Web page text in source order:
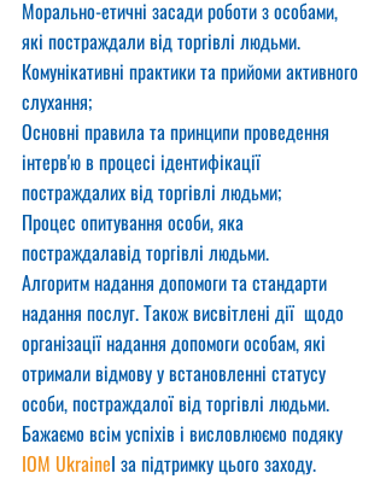
Морально-етичні засади роботи з особами,
які постраждали від торгівлі людьми.
Комунікативні практики та прийоми активного
слухання;
Основні правила та принципи проведення
інтерв'ю в процесі ідентифікації
постраждалих від торгівлі людьми;
Процес опитування особи, яка
постраждалавід торгівлі людьми.
Алгоритм надання допомоги та стандарти
надання послуг. Також висвітлені дії  щодо
організації надання допомоги особам, які
отримали відмову у встановленні статусу
особи, постраждалої від торгівлі людьми.
Бажаємо всім успіхів і висловлюємо подяку
IOM UkraineI за підтримку цього заходу.